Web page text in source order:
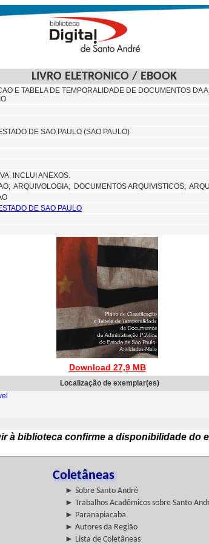
LIVRO ELETRONICO / EBOOK
E TABELA DE TEMPORALIDADE DE DOCUMENTOS DA
DE SAO PAULO (SAO PAULO)
INCLUI ANEXOS.
ARQUIVOLOGIA; DOCUMENTOS ARQUIVISTICOS;
DE SAO PAULO
Download 27,9 MB
Localização de exemplar(es)
à biblioteca confirme a disponibilidade do
Coletâneas
► Sobre Santo André
► Trabalhos Acadêmicos sobre Santo
► Paranapiacaba
► Autores da Região
► Lista de Coletâneas